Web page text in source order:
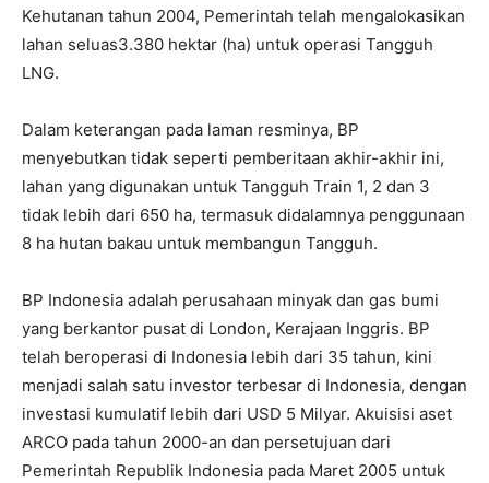
Kehutanan tahun 2004, Pemerintah telah mengalokasikan
lahan seluas3.380 hektar (ha) untuk operasi Tangguh
LNG.
Dalam keterangan pada laman resminya, BP
menyebutkan tidak seperti pemberitaan akhir-akhir ini,
lahan yang digunakan untuk Tangguh Train 1, 2 dan 3
tidak lebih dari 650 ha, termasuk didalamnya penggunaan
8 ha hutan bakau untuk membangun Tangguh.
BP Indonesia adalah perusahaan minyak dan gas bumi
yang berkantor pusat di London, Kerajaan Inggris. BP
telah beroperasi di Indonesia lebih dari 35 tahun, kini
menjadi salah satu investor terbesar di Indonesia, dengan
investasi kumulatif lebih dari USD 5 Milyar. Akuisisi aset
ARCO pada tahun 2000-an dan persetujuan dari
Pemerintah Republik Indonesia pada Maret 2005 untuk